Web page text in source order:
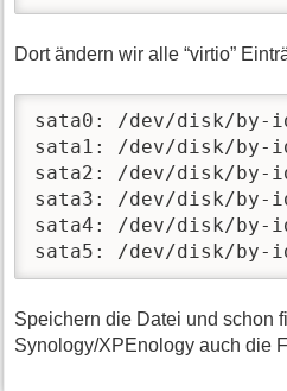
Dort ändern wir alle “virtio”
sata0: /dev/disk/by-id/
sata1: /dev/disk/by-id/
sata2: /dev/disk/by-id/
sata3: /dev/disk/by-id/
sata4: /dev/disk/by-id/
sata5: /dev/disk/by-id/
Speichern die Datei und schon
Synology/XPEnology auch die